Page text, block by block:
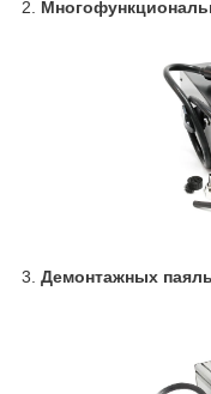
2.
3. Демонтажных